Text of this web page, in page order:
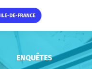
ENQUÊTES